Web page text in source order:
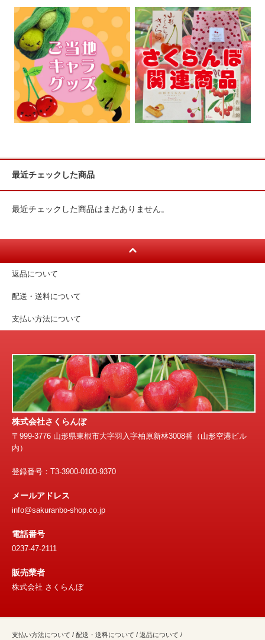
最近チェックした商品
最近チェックした商品はまだありません。
返品について
配送・送料について
支払い方法について
株式会社さくらんぼ
〒999-3776 山形県東根市大字羽入字柏原新林3008番（山形空港ビル
内）
登録番号：T3-3900-0100-9370
メールアドレス
info@sakuranbo-shop.co.jp
電話番号
0237-47-2111
販売業者
株式会社 さくらんぼ
支払い方法について / 配送・送料について / 返品について /